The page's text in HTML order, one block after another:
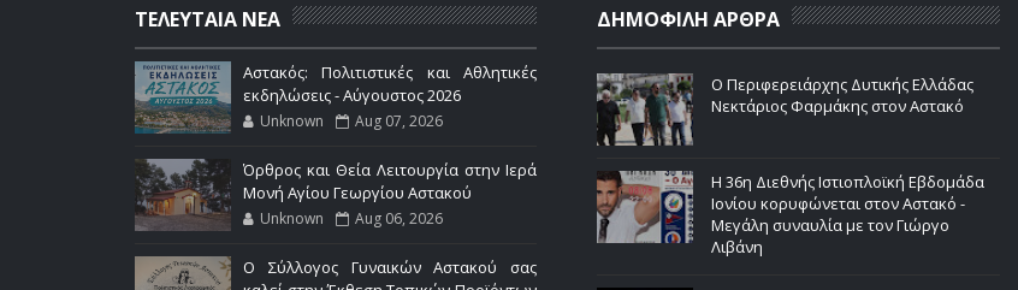
ΤΕΛΕΥΤΑΙΑ ΝΕΑ
Αστακός: Πολιτιστικές και Αθλητικές
εκδηλώσεις - Αύγουστος 2026
Unknown Aug 07, 2026
Όρθρος και Θεία Λειτουργία στην Ιερά
Μονή Αγίου Γεωργίου Αστακού
Unknown Aug 06, 2026
Ο Σύλλογος Γυναικών Αστακού σας
ΔΗΜΟΦΙΛΗ ΑΡΘΡΑ
Ο Περιφερειάρχης Δυτικής Ελλάδας
Νεκτάριος Φαρμάκης στον Αστακό
Η 36η Διεθνής Ιστιοπλοϊκή Εβδομάδα
Ιονίου κορυφώνεται στον Αστακό -
Μεγάλη συναυλία με τον Γιώργο
Λιβάνη